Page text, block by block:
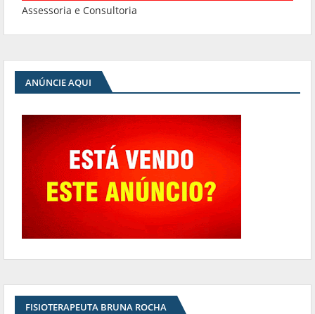
Assessoria e Consultoria
ANÚNCIE AQUI
FISIOTERAPEUTA BRUNA ROCHA